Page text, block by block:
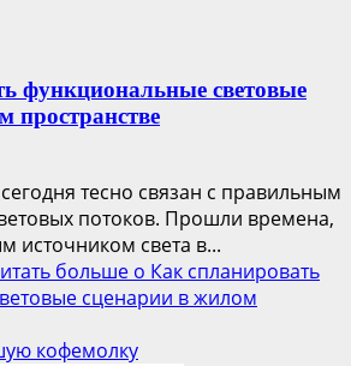
функциональные световые
пространстве
тесно связан с правильным
потоков. Прошли времена,
источником света в...
больше о Как спланировать
сценарии в жилом
кофемолку